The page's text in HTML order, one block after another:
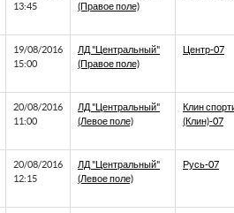
13:45
(Правое поле)
19/08/2016
15:00
ЛД "Центральный"
(Правое поле)
Центр-07
20/08/2016
11:00
ЛД "Центральный"
(Левое поле)
Клин
(Клин)-07
20/08/2016
12:15
ЛД "Центральный"
(Левое поле)
Русь-07